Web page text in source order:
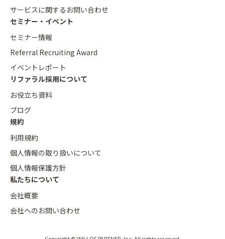
サービスに関するお問い合わせ
セミナー・イベント
セミナー情報
Referral Recruiting Award
イベントレポート
リファラル採用について
お役立ち資料
ブログ
規約
利用規約
個人情報の取り扱いについて
個人情報保護方針
私たちについて
会社概要
会社へのお問い合わせ